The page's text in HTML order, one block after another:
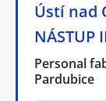
Ústí nad
NÁSTUP
Personal
Pardubice